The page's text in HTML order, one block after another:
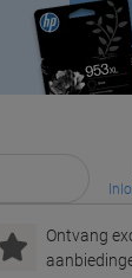
Ontvang
Papier,
& Verpakken